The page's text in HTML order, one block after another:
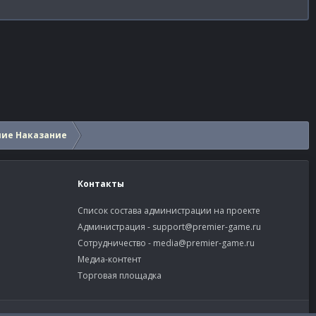
Наказание
Контакты
Список состава администрации на проекте
Администрация - support@premier-game.ru
Сотрудничество - media@premier-game.ru
Медиа-контент
Торговая площадка